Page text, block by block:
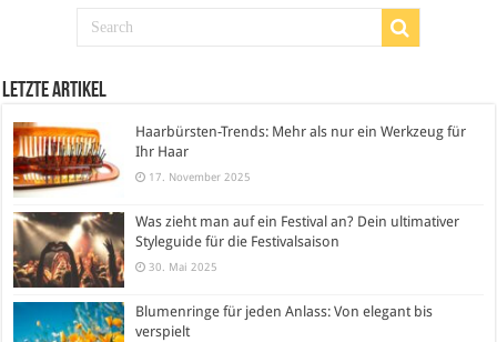
Letzte Artikel
Haarbürsten-Trends: Mehr als nur ein Werkzeug für
Ihr Haar
17. November 2025
Was zieht man auf ein Festival an? Dein ultimativer
Styleguide für die Festivalsaison
30. Mai 2025
Blumenringe für jeden Anlass: Von elegant bis
verspielt